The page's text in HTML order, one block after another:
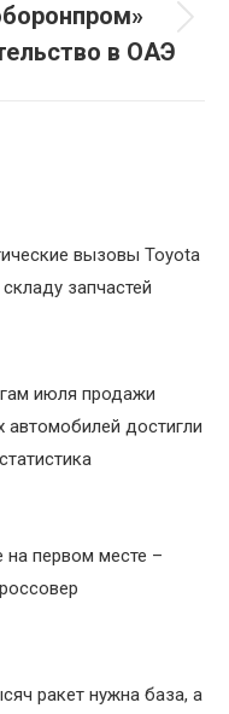
в ОАЭ
вызовы Toyota
запчастей
июля продажи
автомобилей достигли
на первом месте –
ракет нужна база, а